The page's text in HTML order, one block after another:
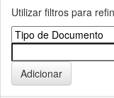
Utilizar filtros para